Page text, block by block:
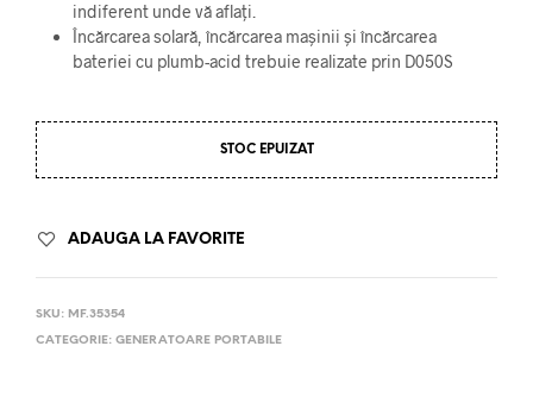
indiferent unde vă aflați.
Încărcarea solară, încărcarea mașinii și încărcarea
bateriei cu plumb-acid trebuie realizate prin D050S
STOC EPUIZAT
ADAUGA LA FAVORITE
SKU: MF.35354
CATEGORIE: GENERATOARE PORTABILE